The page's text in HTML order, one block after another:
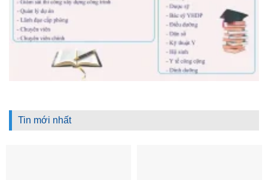
Tin mới nhất